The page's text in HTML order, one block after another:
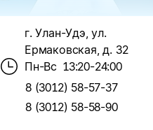
г. Улан-Удэ, ул.
Ермаковская, д. 32
Пн-Вс 13:20-24:00
8 (3012) 58-57-37
8 (3012) 58-58-90